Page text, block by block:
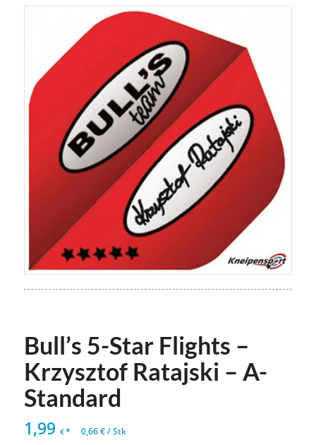
Bull’s 5-Star Flights –
Krzysztof Ratajski – A-
Standard
1,99 €* 0,66€/Stk